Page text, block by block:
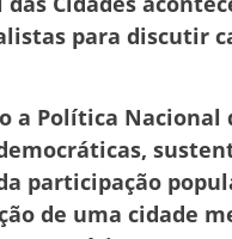
para discutir
a Política
participação
de uma cidade